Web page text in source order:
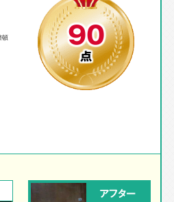
90
点
アフター